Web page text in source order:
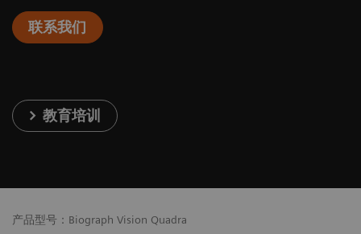
联系我们
教育培训
产品型号：Biograph Vision Quadra